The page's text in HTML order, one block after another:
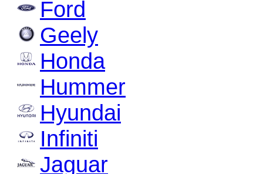
Ford
Geely
Honda
Hummer
Hyundai
Infiniti
Jaguar